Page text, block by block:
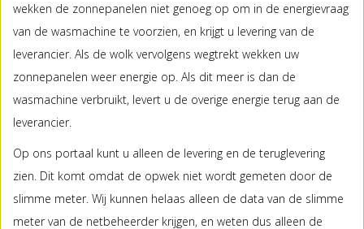
wekken de zonnepanelen niet genoeg op om in de energievraag
van de wasmachine te voorzien, en krijgt u levering van de
leverancier. Als de wolk vervolgens wegtrekt wekken uw
zonnepanelen weer energie op. Als dit meer is dan de
wasmachine verbruikt, levert u de overige energie terug aan de
leverancier.
Op ons portaal kunt u alleen de levering en de teruglevering
zien. Dit komt omdat de opwek niet wordt gemeten door de
slimme meter. Wij kunnen helaas alleen de data van de slimme
meter van de netbeheerder krijgen, en weten dus alleen de